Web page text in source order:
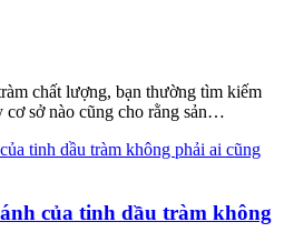
chất lượng, bạn thường tìm kiếm
cơ sở nào cũng cho rằng sản…
của tinh dầu tràm không